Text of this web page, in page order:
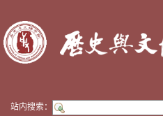
站内搜索：